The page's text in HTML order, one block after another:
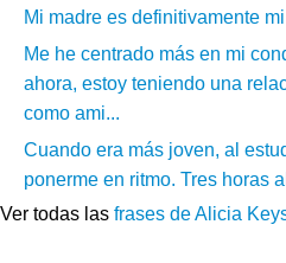
Mi madre es definitivamente
Me he centrado más en mi
ahora, estoy teniendo una
como ami...
Cuando era más joven, al
ponerme en ritmo. Tres horas
Ver todas las frases de Alicia